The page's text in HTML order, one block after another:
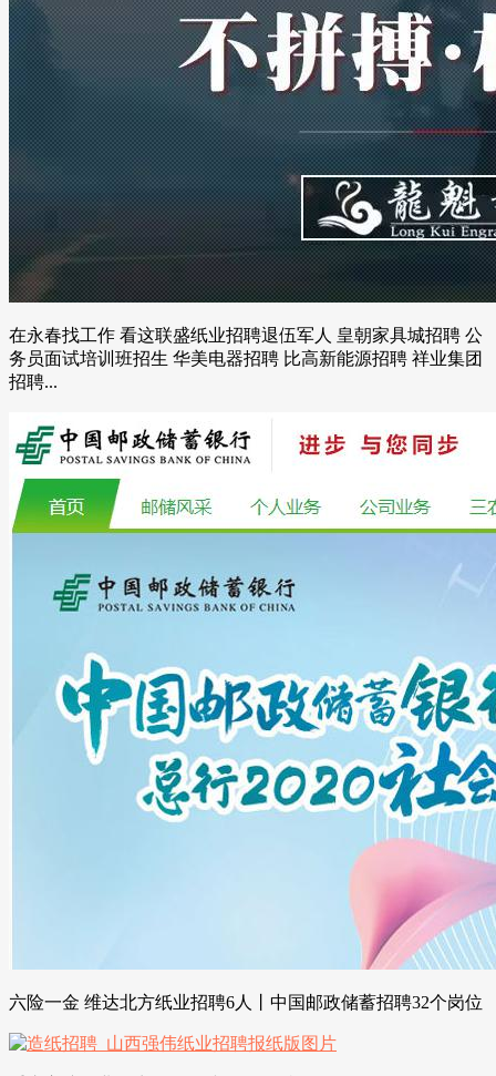
在永春找工作 看这联盛纸业招聘退伍军人 皇朝家具城招聘 公
务员面试培训班招生 华美电器招聘 比高新能源招聘 祥业集团
招聘...
六险一金 维达北方纸业招聘6人丨中国邮政储蓄招聘32个岗位